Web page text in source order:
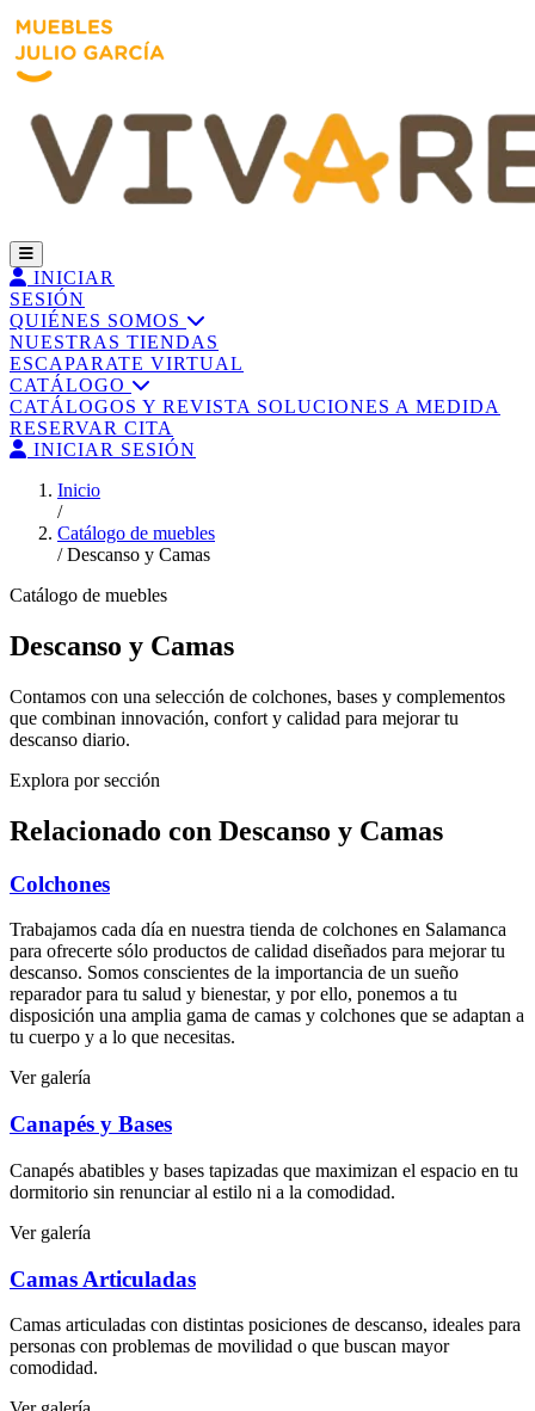
INICIAR
SESIÓN
QUIÉNES SOMOS
NUESTRAS TIENDAS
ESCAPARATE VIRTUAL
CATÁLOGO
CATÁLOGOS Y REVISTA SOLUCIONES A MEDIDA
RESERVAR CITA
INICIAR SESIÓN
Inicio
/
Catálogo de muebles
/ Descanso y Camas
Catálogo de muebles
Descanso y Camas
Contamos con una selección de colchones, bases y complementos
que combinan innovación, confort y calidad para mejorar tu
descanso diario.
Explora por sección
Relacionado con Descanso y Camas
Colchones
Trabajamos cada día en nuestra tienda de colchones en Salamanca
para ofrecerte sólo productos de calidad diseñados para mejorar tu
descanso. Somos conscientes de la importancia de un sueño
reparador para tu salud y bienestar, y por ello, ponemos a tu
disposición una amplia gama de camas y colchones que se adaptan a
tu cuerpo y a lo que necesitas.
Ver galería
Canapés y Bases
Canapés abatibles y bases tapizadas que maximizan el espacio en tu
dormitorio sin renunciar al estilo ni a la comodidad.
Ver galería
Camas Articuladas
Camas articuladas con distintas posiciones de descanso, ideales para
personas con problemas de movilidad o que buscan mayor
comodidad.